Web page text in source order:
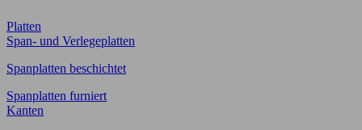
Platten
Span- und Verlegeplatten
Spanplatten beschichtet
Spanplatten furniert
Kanten